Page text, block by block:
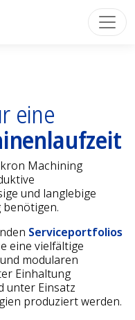
eine
Machining
und langlebige
Serviceportfolios
eine vielfältige
modularen
Einhaltung
unter Einsatz
produziert werden.